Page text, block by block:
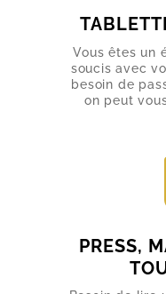
MISE À
TRANSFERT
Vous êtes un
soucis avec
besoin de
on peut
PRESS,